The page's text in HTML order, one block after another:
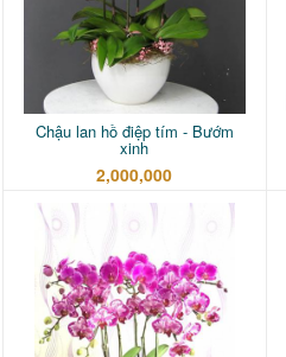
Chậu lan hồ điệp tím - Bướm
xinh
2,000,000